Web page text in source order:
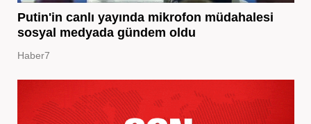
Putin'in canlı yayında mikrofon müdahalesi
sosyal medyada gündem oldu
Haber7